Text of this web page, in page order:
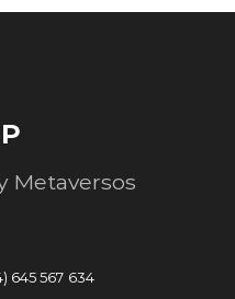
Metaversos
645 567 634